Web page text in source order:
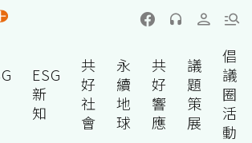
ESG
新
知
共
好
社
會
永
續
地
球
共
好
響
應
議
題
策
展
倡
議
圈
活
動